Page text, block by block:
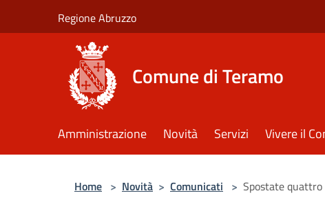
Regione Abruzzo
Comune di Teramo
Amministrazione Novità Servizi Vivere il
Home > Novità > Comunicati > Spostate quattro